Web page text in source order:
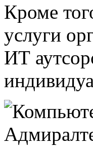
Кроме
услуги
ИТ